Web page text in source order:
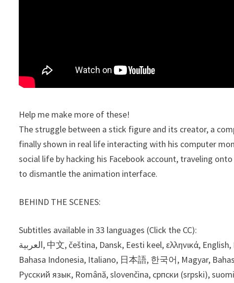
Help me make more of these!
The struggle between a stick figure and its creator, a
finally shown in real life interacting with his computer
social life by hacking his Facebook account, traveling
to dismantle the animation interface.
BEHIND THE SCENES:
Subtitles available in 33 languages (Click the CC):
العربية, 中文, čeština, Dansk, Eesti keel, ελληνικά, English, Español, Deutsch, فارسی, Français, हिन्दी, עברית, hrvatski,
Bahasa Indonesia, Italiano, 日本語, 한국어, Magyar,